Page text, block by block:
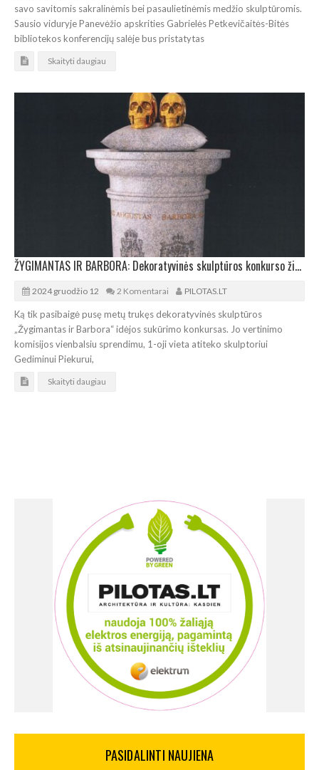
savo savitomis sakralinėmis bei pasaulietinėmis medžio skulptūromis.
Sausio viduryje Panevėžio apskrities Gabrielės Petkevičaitės-Bitės
bibliotekos konferencijų salėje bus pristatytas
Skaityti daugiau
ŽYGIMANTAS IR BARBORA: Dekoratyvinės skulptūros konkurso žiuri apžavėjo aukso kaukolių idėja
2024 gruodžio 12 2 Komentarai PILOTAS.LT
Ką tik pasibaigė pusę metų trukęs dekoratyvinės skulptūros
„Žygimantas ir Barbora“ idėjos sukūrimo konkursas. Jo vertinimo
komisijos vienbalsiu sprendimu, 1-oji vieta atiteko skulptoriui
Gediminui Piekurui,
Skaityti daugiau
PASIDALINTI NAUJIENA